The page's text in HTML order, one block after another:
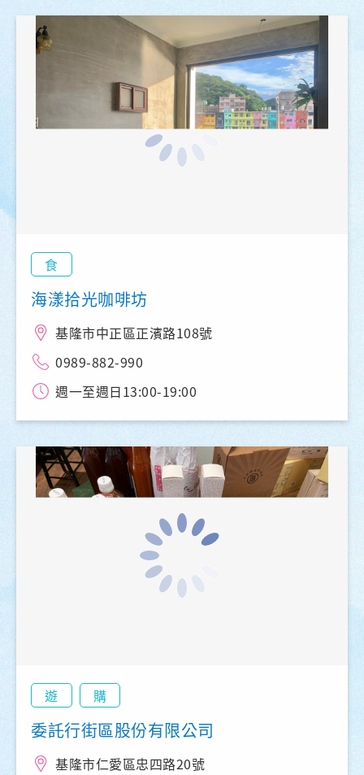
食
海漾拾光咖啡坊
基隆市中正區正濱路108號
0989-882-990
週一至週日13:00-19:00
遊 購
委託行街區股份有限公司
基隆市仁愛區忠四路20號